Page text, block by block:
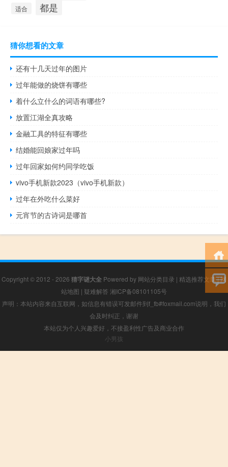
适合 都是
猜你想看的文章
还有十几天过年的图片
过年能做的烧饼有哪些
着什么立什么的词语有哪些?
放置江湖全真攻略
金融工具的特征有哪些
结婚能回娘家过年吗
过年回家如何约同学吃饭
vivo手机新款2023（vivo手机新款）
过年在外吃什么菜好
元宵节的古诗词是哪首
Copyright © 2012 - 2026 猜字谜大全 Powered by 网站分类目录 | 精选推荐文章|网
站地图 | 疑难解答 湘ICP备08101105号
声明：本站内容来自互联网，如信息有错误可发邮件到f_fb#foxmail.com说明，我们
会及时纠正，谢谢
本站仅为个人兴趣爱好，不接盈利性广告及商业合作
小男孩